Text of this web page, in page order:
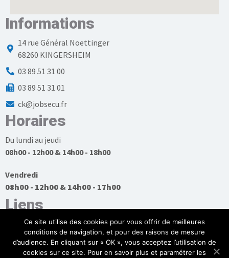
Informations
14 rue Général Noettinger
68260 KINGERSHEIM
03 89 51 31 00
03 89 51 31 01
ck@jobsecu.fr
Horaires
Du lundi au jeudi
08h00 - 12h00 & 14h00 - 18h00
Vendredi
08h00 - 12h00 & 14h00 - 17h00
Liens
Ce site utilise des cookies pour vous offrir de meilleures
conditions de navigation, et pour des raisons de mesure
d’audience. En cliquant sur « OK », vous acceptez l’utilisation de
cookies sur ce site. Pour en savoir plus et paramétrer les